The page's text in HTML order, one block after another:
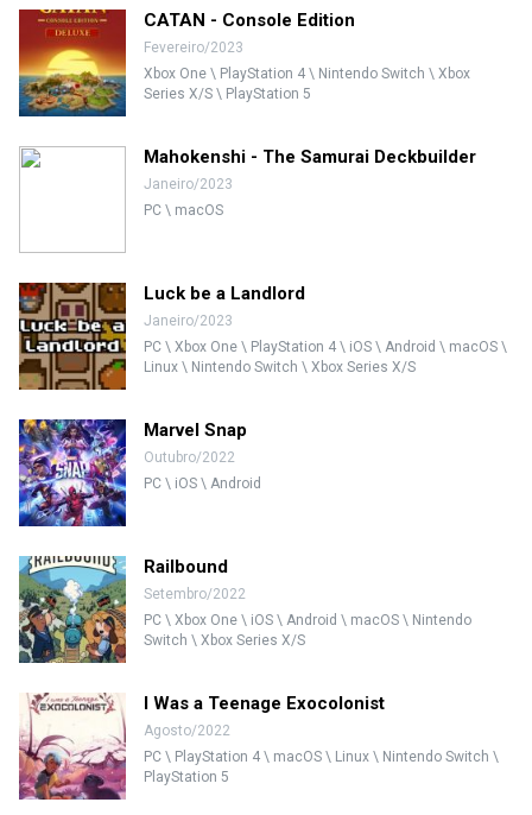
CATAN - Console Edition
Fevereiro/2023
Xbox One \ PlayStation 4 \ Nintendo Switch \ Xbox
Series X/S \ PlayStation 5
Mahokenshi - The Samurai Deckbuilder
Janeiro/2023
PC \ macOS
Luck be a Landlord
Janeiro/2023
PC \ Xbox One \ PlayStation 4 \ iOS \ Android \ macOS \
Linux \ Nintendo Switch \ Xbox Series X/S
Marvel Snap
Outubro/2022
PC \ iOS \ Android
Railbound
Setembro/2022
PC \ Xbox One \ iOS \ Android \ macOS \ Nintendo
Switch \ Xbox Series X/S
I Was a Teenage Exocolonist
Agosto/2022
PC \ PlayStation 4 \ macOS \ Linux \ Nintendo Switch \
PlayStation 5